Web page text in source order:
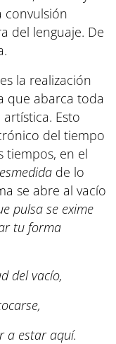
convulsión
del lenguaje. De
la realización
que abarca toda
Esto
del tiempo
tiempos, en el
de lo
se abre al vacío
pulsa se exime
tu forma
del vacío,
a estar aquí.